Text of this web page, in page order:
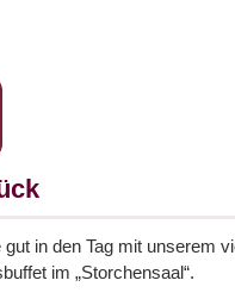
gut in den Tag mit unserem
im „Storchensaal“.